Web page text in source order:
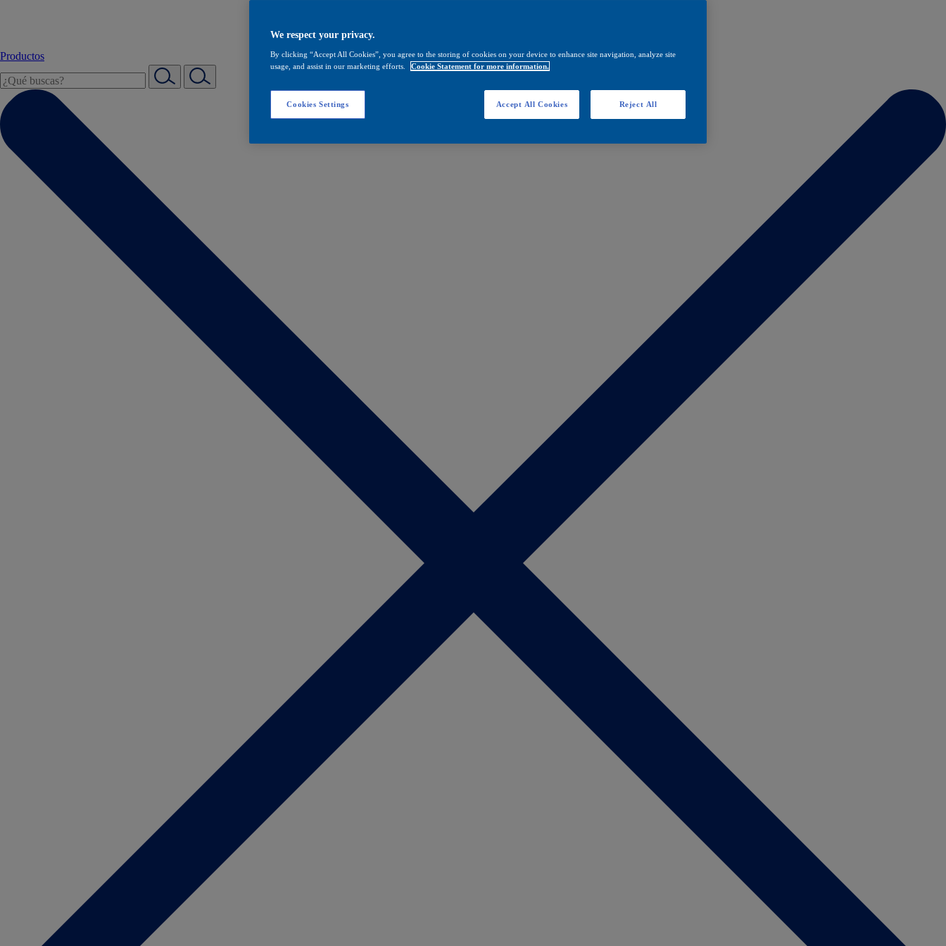
Productos
We respect your privacy.
By clicking “Accept All Cookies”, you agree to the storing of cookies on your device to enhance site navigation, analyze site
usage, and assist in our marketing efforts.
Cookie Statement for more information.
Cookies Settings Reject All
Accept All Cookies